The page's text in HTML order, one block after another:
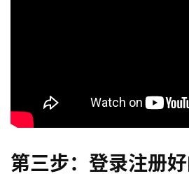
第三步：登录注册